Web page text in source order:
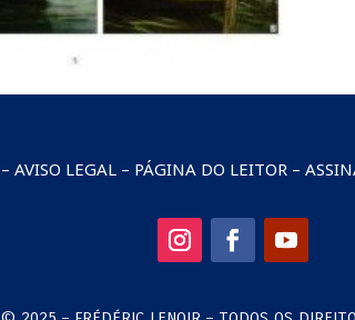
– AVISO LEGAL – PÁGINA DO LEITOR –